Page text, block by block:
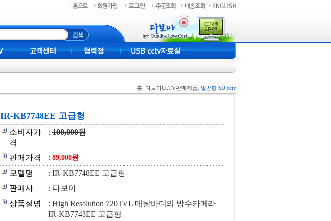
홈. 다보아CCTV판매제품. 일반형 SD cctv
IR-KB7748EE 고급형
소비자가
격
:100,000원
판매가격 : 89,000원
모델명
: IR-KB7748EE 고급형
판매사
: 다보아
상품설명
: High Resolution 720TVL 메탈바디의 방수카메라
IR-KB7748EE 고급형